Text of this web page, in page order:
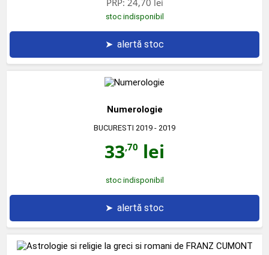
stoc indisponibil
➤ alertă stoc
Numerologie
BUCURESTI 2019 - 2019
33,70 lei
stoc indisponibil
➤ alertă stoc